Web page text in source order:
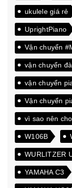
ukulele giá rẻ
UprightPiano
Vận chuyển
vận chuyển
vận chuyển
Vận chuyển
vì sao nên
W106B
WURLITZER
YAMAHA C3